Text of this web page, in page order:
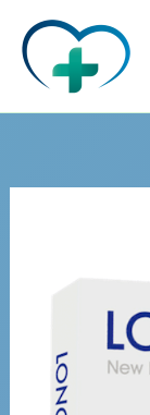
contenido